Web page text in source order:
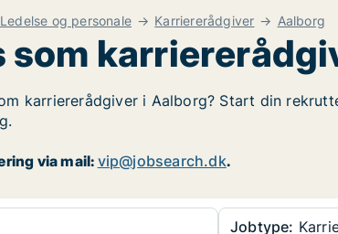
Ledelse og personale Karriererådgiver Aalborg
som
karriererådgiver i Aalborg? Start din
via mail:vip@jobsearch.dk.
Jobtype: